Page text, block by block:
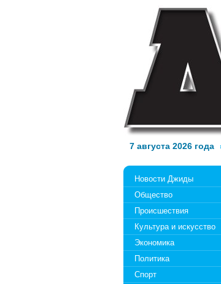
7 августа 2026 года
Новости Джиды
Общество
Происшествия
Культура и искусство
Экономика
Политика
Спорт